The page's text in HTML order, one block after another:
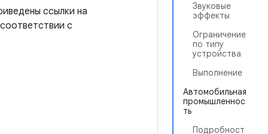
Звуковые
эффекты
Ограничение
по типу
устройства
Выполнение
Автомобильная
промышленнос
ть
Подробност
ссылки на
с